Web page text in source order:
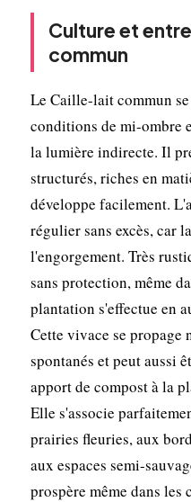
Culture et
commun
Le Caille-lait commun
conditions de mi-ombre
la lumière indirecte. Il
structurés, riches en
développe facilement.
régulier sans excès, car
l'engorgement. Très
sans protection, même
plantation s'effectue en
Cette vivace se propage
spontanés et peut aussi
apport de compost à la
Elle s'associe
prairies fleuries, aux
aux espaces semi-
prospère même dans